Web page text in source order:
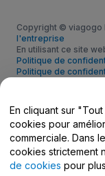
Copyright © viagogo
l'entreprise
En utilisant ce site
Politique de
Politique de
En cliquant sur
cookies pour
commerciale. Dans
cookies strictement
de cookies pour